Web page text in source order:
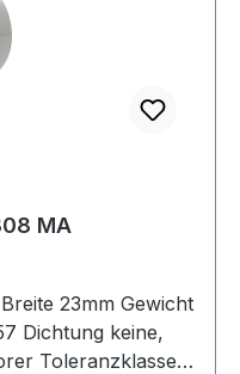
SKF Vierpunktlager QJ308 MA
23mm Gewicht
Dichtung keine,
Toleranzklasse